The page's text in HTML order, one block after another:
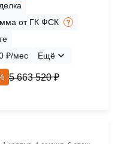
от ГК ФСК
₽/мес
Ещё
5 663 520 ₽